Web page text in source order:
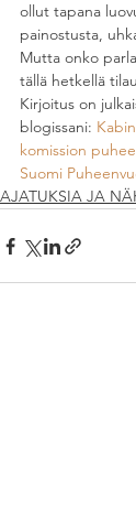
ollut tapana
painostusta,
Mutta onko
tällä hetkellä
Kirjoitus on
blogissani:
komission
Suomi
AJATUKSIA JA